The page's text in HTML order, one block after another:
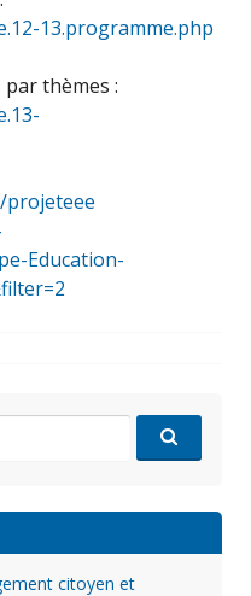
13.programme.php
thèmes :
projeteee
Education-
citoyen et